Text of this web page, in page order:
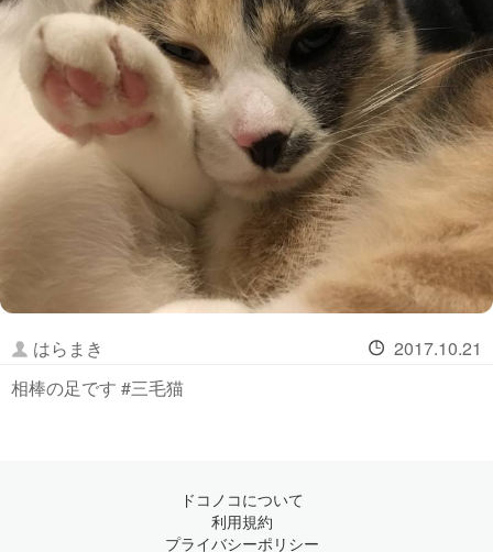
はらまき
2017.10.21
相棒の足です #三毛猫
ドコノコについて
利用規約
プライバシーポリシー